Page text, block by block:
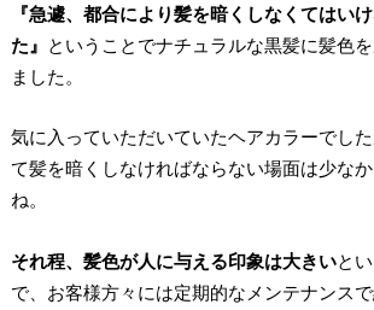
『急遽、都合により髪を暗くしなくてはい
た』
ということでナチュラルな黒髪に髪色
ました。
気に入っていただいていたヘアカラーでし
て髪を暗くしなければならない場面は少な
ね。
それ程、髪色が人に与える印象は大きいと
で、お客様方々には定期的なメンテナンス